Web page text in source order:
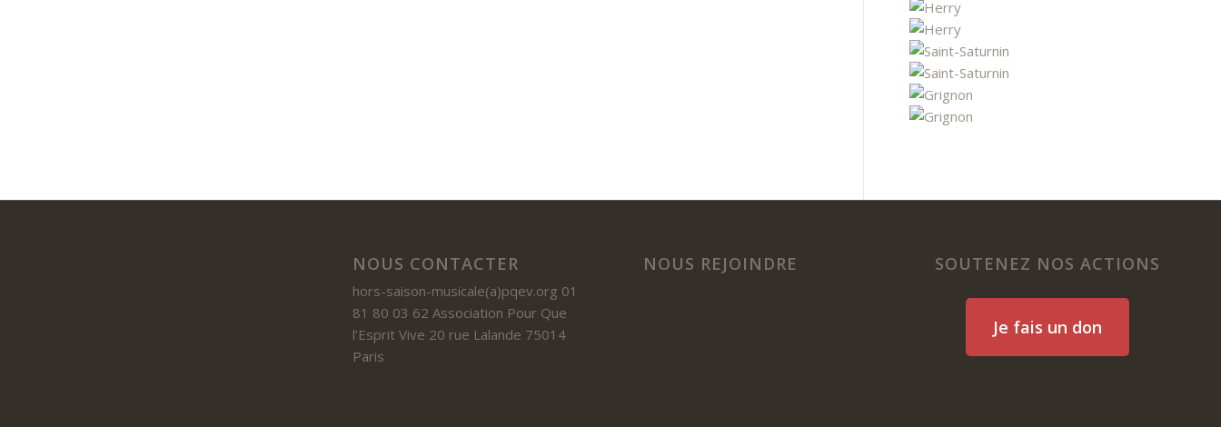
NOUS CONTACTER
hors-saison-musicale(a)pqev.org 01
81 80 03 62 Association Pour Que
l’Esprit Vive 20 rue Lalande 75014
Paris
NOUS REJOINDRE SOUTENEZ NOS ACTIONS
Je fais un don